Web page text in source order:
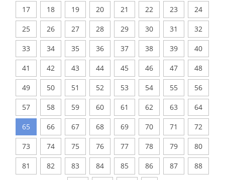
17 18 19 20 21 22 23 24
25 26 27 28 29 30 31 32
33 34 35 36 37 38 39 40
41 42 43 44 45 46 47 48
49 50 51 52 53 54 55 56
57 58 59 60 61 62 63 64
65 66 67 68 69 70 71 72
73 74 75 76 77 78 79 80
81 82 83 84 85 86 87 88